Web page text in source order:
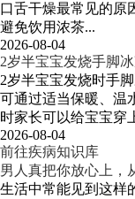
口舌干燥最常见的原
避免饮用浓茶...
2026-08-04
2岁半宝宝发烧手脚
2岁半宝宝发烧时手
可通过适当保暖、温
时家长可以给宝宝穿
2026-08-04
前往疾病知识库
男人真把你放心上，
生活中常能见到这样